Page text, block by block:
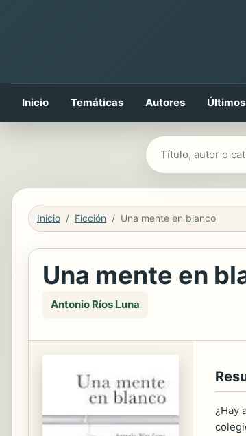
Inicio Temáticas Autores
Buscar libros
Inicio Ficción Una mente en blanco
Una mente en
Antonio Ríos Luna
¿Hay